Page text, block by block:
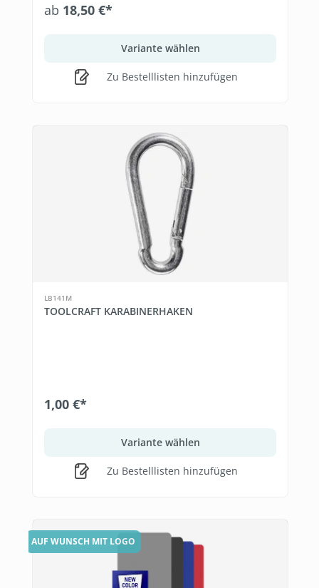
ab 18,50 €*
Variante wählen
Zu Bestelllisten hinzufügen
LB141M
TOOLCRAFT KARABINERHAKEN
1,00 €*
Variante wählen
Zu Bestelllisten hinzufügen
AUF WUNSCH MIT LOGO